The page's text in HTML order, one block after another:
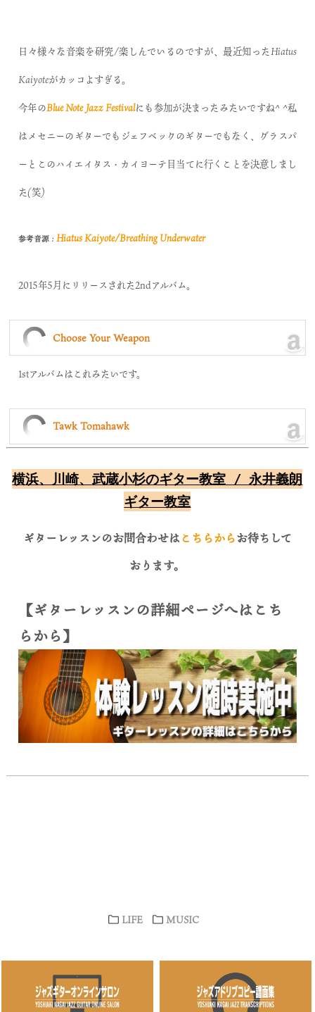
日々様々な音楽を研究/楽しんでいるのですが、最近知ったHiatus
Kaiyoteがカッコよすぎる。
今年のBlue Note Jazz Festivalにも参加が決まったみたいですね^ ^私
はメセニーのギターでもジェフベックのギターでもなく、グラスパ
ーとこのハイエイタス・カイヨーテ目当てに行くことを決意しまし
た(笑)
参考音源 : Hiatus Kaiyote/Breathing Underwater
2015年5月にリリースされた2ndアルバム。
Choose Your Weapon
1stアルバムはこれみたいです。
Tawk Tomahawk
横浜、川崎、武蔵小杉のギター教室 / 永井義朗
ギター教室
ギターレッスンのお問合わせは こちらからお待ちして
おります。
【ギターレッスンの詳細ページへはこち
らから】
LIFE MUSIC